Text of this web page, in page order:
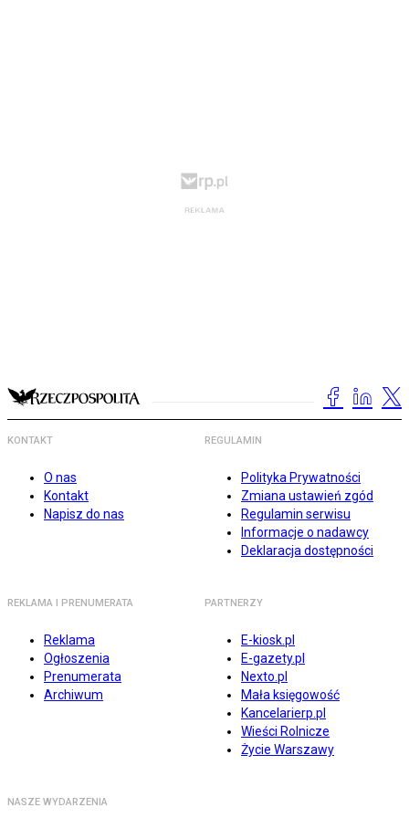
KONTAKT
O nas
Kontakt
Napisz do nas
REGULAMIN
Polityka Prywatności
Zmiana ustawień zgód
Regulamin serwisu
Informacje o nadawcy
Deklaracja dostępności
REKLAMA I PRENUMERATA
Reklama
Ogłoszenia
Prenumerata
Archiwum
PARTNERZY
E-kiosk.pl
E-gazety.pl
Nexto.pl
Mała księgowość
Kancelarierp.pl
Wieści Rolnicze
Życie Warszawy
NASZE WYDARZENIA